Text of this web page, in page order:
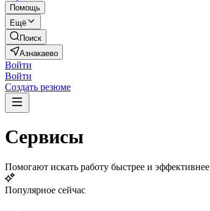
Помощь
Ещё
Поиск
Азнакаево
Войти
Войти
Создать резюме
Сервисы
Помогают искать работу быстрее и эффективнее
Популярное сейчас